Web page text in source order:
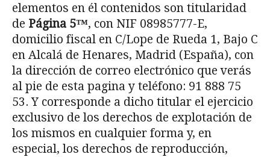
elementos en él contenidos son titularidad
de Página 5™, con NIF 08985777-E,
domicilio fiscal en C/Lope de Rueda 1, Bajo C
en Alcalá de Henares, Madrid (España), con
la dirección de correo electrónico que verás
al pie de esta pagina y teléfono: 91 888 75
53. Y corresponde a dicho titular el ejercicio
exclusivo de los derechos de explotación de
los mismos en cualquier forma y, en
especial, los derechos de reproducción,